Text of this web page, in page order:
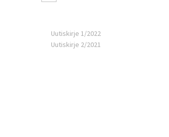
Uutiskirje 1/2022
Uutiskirje 2/2021